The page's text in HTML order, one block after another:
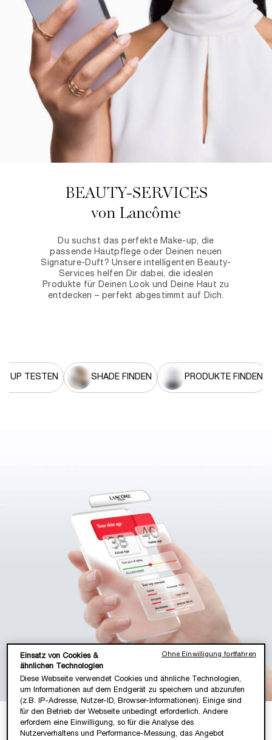
BEAUTY-SERVICES
von Lancôme
Du suchst das perfekte Make-up, die
passende Hautpflege oder Deinen neuen
Signature-Duft? Unsere intelligenten Beauty-
Services helfen Dir dabei, die idealen
Produkte für Deinen Look und Deine Haut zu
entdecken – perfekt abgestimmt auf Dich.
UP TESTEN SHADE FINDEN PRODUKTE FINDEN
E-SKIN EXPERT
Einsatz von Cookies &
ähnlichen Technologien
Diese Webseite verwendet Cookies und ähnliche Technologien,
um Informationen auf dem Endgerät zu speichern und abzurufen
(z.B. IP-Adresse, Nutzer-ID, Browser-Informationen). Einige sind
für den Betrieb der Webseite unbedingt erforderlich. Andere
erfordern eine Einwilligung, so für die Analyse des
Nutzerverhaltens und Performance-Messung, das Angebot
Ohne Einwilligung fortfahren